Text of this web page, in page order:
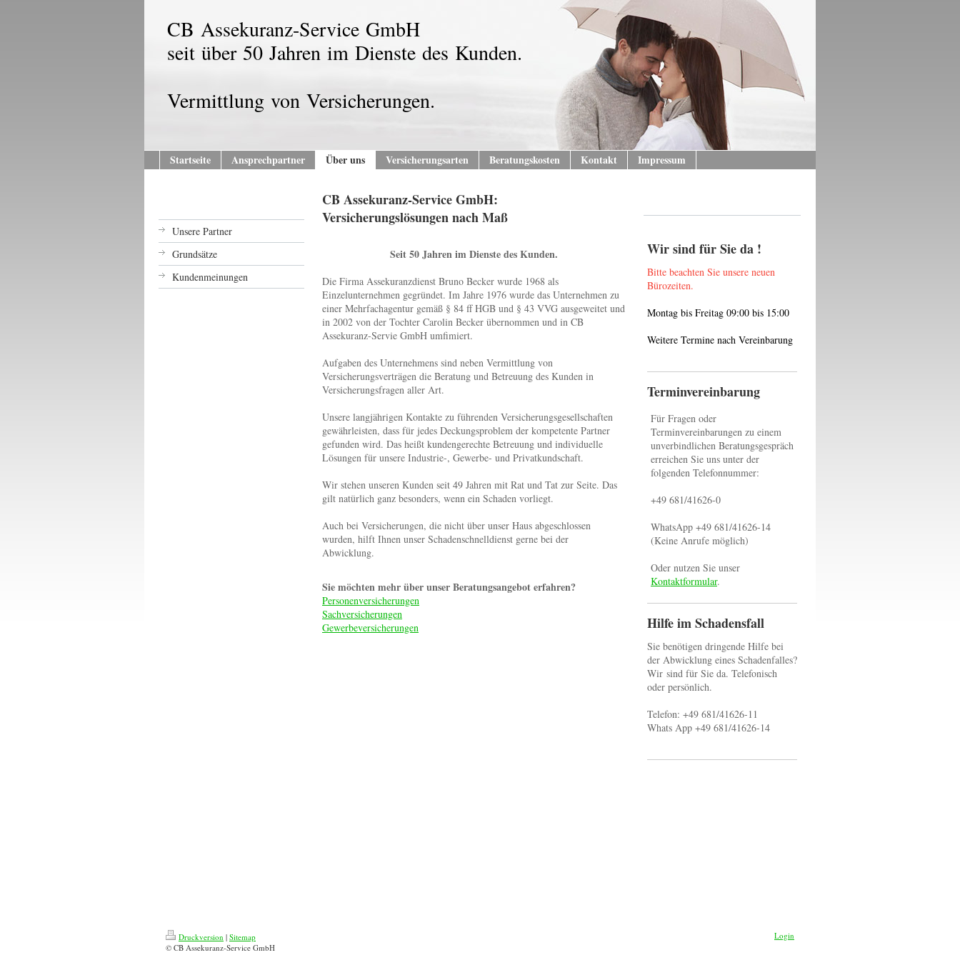
CB Assekuranz-Service GmbH
seit über 50 Jahren im Dienste des Kunden.
Vermittlung von Versicherungen.
Startseite Ansprechpartner Über uns Versicherungsarten Beratungskosten Kontakt Impressum
Unsere Partner
Grundsätze
Kundenmeinungen
CB Assekuranz-Service GmbH:
Versicherungslösungen nach Maß
Seit 50 Jahren im Dienste des Kunden.
Die Firma Assekuranzdienst Bruno Becker wurde 1968 als
Einzelunternehmen gegründet. Im Jahre 1976 wurde das Unternehmen zu
einer Mehrfachagentur gemäß § 84 ff HGB und § 43 VVG ausgeweitet und
in 2002 von der Tochter Carolin Becker übernommen und in CB
Assekuranz-Servie GmbH umfimiert.
Aufgaben des Unternehmens sind neben Vermittlung von
Versicherungsverträgen die Beratung und Betreuung des Kunden in
Versicherungsfragen aller Art.
Unsere langjährigen Kontakte zu führenden Versicherungsgesellschaften
gewährleisten, dass für jedes Deckungsproblem der kompetente Partner
gefunden wird. Das heißt kundengerechte Betreuung und individuelle
Lösungen für unsere Industrie-, Gewerbe- und Privatkundschaft.
Wir stehen unseren Kunden seit 49 Jahren mit Rat und Tat zur Seite. Das
gilt natürlich ganz besonders, wenn ein Schaden vorliegt.
Auch bei Versicherungen, die nicht über unser Haus abgeschlossen
wurden, hilft Ihnen unser Schadenschnelldienst gerne bei der
Abwicklung.
Sie möchten mehr über unser Beratungsangebot erfahren?
Personenversicherungen
Sachversicherungen
Gewerbeversicherungen
Wir sind für Sie da !
Bitte beachten Sie unsere neuen
Bürozeiten.
Montag bis Freitag 09:00 bis 15:00
Weitere Termine nach Vereinbarung
Terminvereinbarung
Für Fragen oder
Terminvereinbarungen zu einem
unverbindlichen Beratungsgespräch
erreichen Sie uns unter der
folgenden Telefonnummer:
+49 681/41626-0
WhatsApp +49 681/41626-14
(Keine Anrufe möglich)
Oder nutzen Sie unser
Kontaktformular.
Hilfe im Schadensfall
Sie benötigen dringende Hilfe bei
der Abwicklung eines Schadenfalles?
Wir sind für Sie da. Telefonisch
oder persönlich.
Telefon: +49 681/41626-11
Whats App +49 681/41626-14
Druckversion | Sitemap
© CB Assekuranz-Service GmbH
Login